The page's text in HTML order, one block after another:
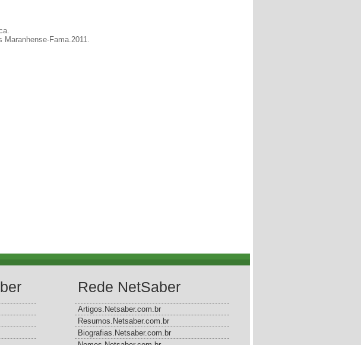
Maranhense-Fama.2011.
Rede NetSaber
Artigos.Netsaber.com.br
Resumos.Netsaber.com.br
Biografias.Netsaber.com.br